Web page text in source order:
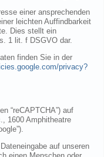
einer ansprechenden
leichten Auffindbarkeit
Dies stellt ein
1 lit. f DSGVO dar.
finden Sie in der
privacy?
“reCAPTCHA”) auf
1600 Amphitheatre
auf unseren